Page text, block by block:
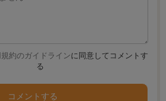
約のガイドラインに同意してコメントす
る
コメントする